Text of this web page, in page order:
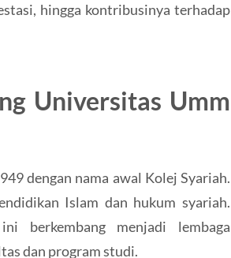
hingga kontribusinya terhadap
Universitas Umm
dengan nama awal Kolej Syariah.
Islam dan hukum syariah.
berkembang menjadi lembaga
dan program studi.